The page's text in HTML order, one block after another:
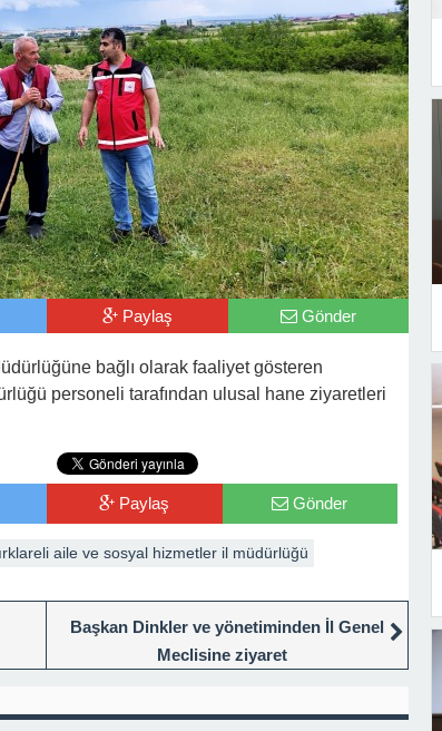
Paylaş Gönder
bağlı olarak faaliyet gösteren
personeli tarafından ulusal hane ziyaretleri
Paylaş Gönder
aile ve sosyal hizmetler il müdürlüğü
Başkan Dinkler ve yönetiminden İl Genel
Meclisine ziyaret